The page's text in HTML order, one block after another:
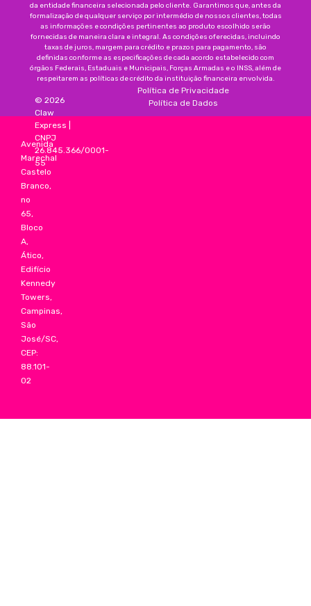
da entidade financeira selecionada pelo cliente. Garantimos que, antes da
formalização de qualquer serviço por intermédio de nossos clientes, todas
as informações e condições pertinentes ao produto escolhido serão
fornecidas de maneira clara e integral. As condições oferecidas, incluindo
taxas de juros, margem para crédito e prazos para pagamento, são
definidas conforme as especificações de cada acordo estabelecido com
órgãos Federais, Estaduais e Municipais, Forças Armadas e o INSS, além de
respeitarem as políticas de crédito da instituição financeira envolvida.
Avenida
Marechal
Castelo
Branco,
no
65,
Bloco
A,
Ático,
Edifício
Kennedy
Towers,
Campinas,
São
José/SC,
CEP:
88.101-
02
© 2026
Claw
Express
CNPJ
26.845.366/0001-
55
Política de Privacidade
Política de Dados